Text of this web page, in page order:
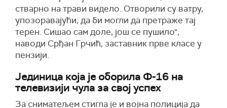
стварно на трави видело. Отворили су ватру,
упозоравајући, да би могли да претраже тај
терен. Сишао сам доле, још се пушило",
наводи Срђан Грчић, заставник прве класе у
пензији.
Јединица која је оборила Ф-16 на
телевизији чула за свој успех
За сниматељем стигла је и војна полиција да